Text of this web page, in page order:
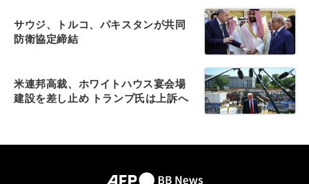
サウジ、トルコ、パキスタンが共同
防衛協定締結
米連邦高裁、ホワイトハウス宴会場
建設を差し止め トランプ氏は上訴へ